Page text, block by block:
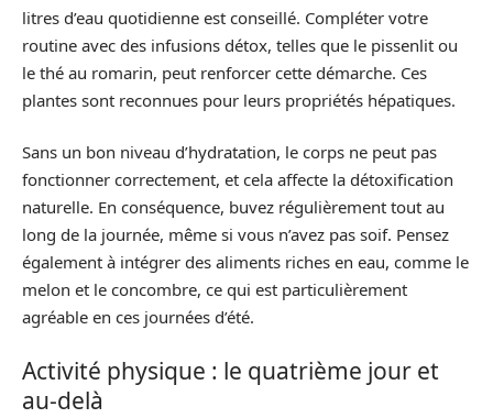
litres d’eau quotidienne est conseillé. Compléter votre
routine avec des infusions détox, telles que le pissenlit ou
le thé au romarin, peut renforcer cette démarche. Ces
plantes sont reconnues pour leurs propriétés hépatiques.
Sans un bon niveau d’hydratation, le corps ne peut pas
fonctionner correctement, et cela affecte la détoxification
naturelle. En conséquence, buvez régulièrement tout au
long de la journée, même si vous n’avez pas soif. Pensez
également à intégrer des aliments riches en eau, comme le
melon et le concombre, ce qui est particulièrement
agréable en ces journées d’été.
Activité physique : le quatrième jour et
au-delà